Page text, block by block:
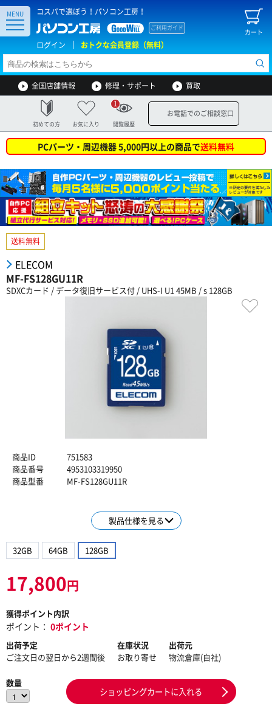
コスパで選ぼう！パソコン工房！
カート
ご利用ガイド
ログイン おトクな会員登録（無料）
MENU
全国店舗情報 修理・サポート 買取
初めての方 お気に入り 閲覧履歴
1
お電話でのご相談窓口
PCパーツ・周辺機器 5,000円以上の商品で送料無料
送料無料
ELECOM
MF-FS128GU11R
SDXCカード / データ復旧サービス付 / UHS-I U1 45MB / s 128GB
商品ID
751583
商品番号
4953103319950
商品型番
MF-FS128GU11R
製品仕様を見る
32GB 64GB 128GB
17,800円
獲得ポイント内訳
ポイント： 0ポイント
出荷予定
ご注文日の翌日から2週間後
在庫状況
お取り寄せ
出荷元
物流倉庫(自社)
数量
ショッピングカートに入れる